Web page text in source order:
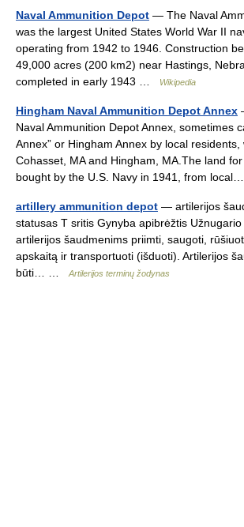
Naval Ammunition Depot — The Naval
was the largest United States World War II
operating from 1942 to 1946. Construction
49,000 acres (200 km2) near Hastings,
completed in early 1943 …
Wikipedia
Hingham Naval Ammunition Depot Annex
Naval Ammunition Depot Annex, sometimes
Annex” or Hingham Annex by local
Cohasset, MA and Hingham, MA.The land
bought by the U.S. Navy in 1941, from
artillery ammunition depot — artilerijos
statusas T sritis Gynyba apibrėžtis
artilerijos šaudmenims priimti, saugoti,
apskaitą ir transportuoti (išduoti). Artilerijos
būti… …
Artilerijos terminų žodynas